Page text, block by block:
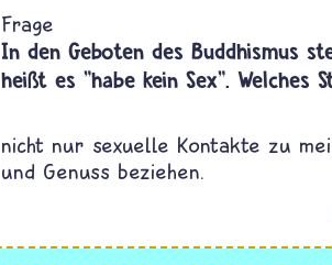
Frage
In den Geboten des Buddhismus
heißt es "habe kein Sex". Welches
nicht nur sexuelle Kontakte zu
und Genuss beziehen.